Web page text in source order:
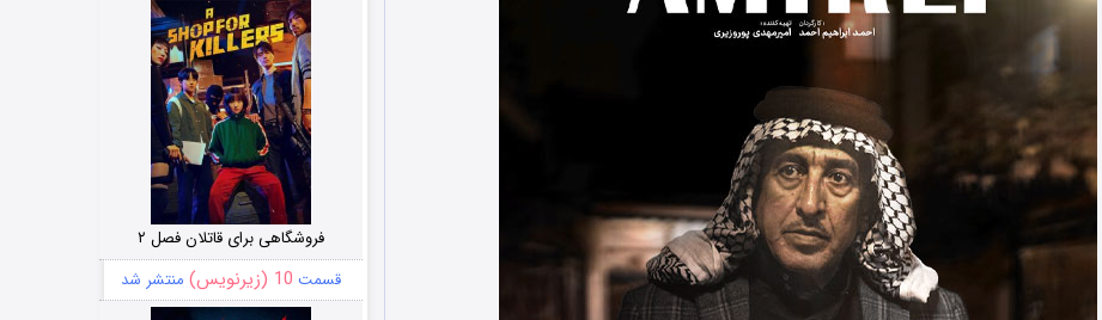
فروشگاهی برای قاتلان فصل ۲
قسمت 10 (زیرنویس) منتشر شد